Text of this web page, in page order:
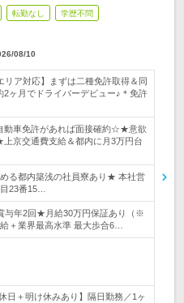
転勤なし 学歴不問
08/10
リア対応】まずは二種免許取得＆同
ヶ月でドライバーデビュー♪＊免許
動車免許があれば面接確約☆★意欲
京交通費支給＆都内に月3万円台
る都内築浅の社員寮あり★ 本社営
23番15…
与年2回★月給30万円保証あり（※
＋業界最高水準 最大歩合6…
日＋明け休みあり】隔日勤務／1ヶ